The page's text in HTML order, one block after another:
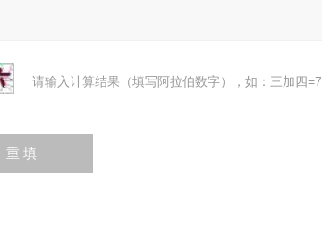
请输入计算结果（填写阿拉伯数字），如：三加四=7